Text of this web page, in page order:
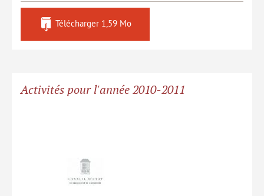
Télécharger 1,59 Mo
Activités pour l'année 2010-2011